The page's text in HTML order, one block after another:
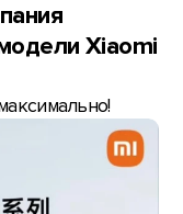
Xiaomi